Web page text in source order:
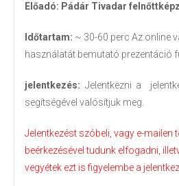
Előadó: Pádár Tivadar
Időtartam: ~ 30-60 perc Az online
használatát bemutató prezentáció
jelentkezés: Jelentkezni a
segítségével valósítjuk meg.
Jelentkezést szóbeli, vagy e-
beérkezésével tudunk elfogadni,
vegyétek ezt is figyelembe a